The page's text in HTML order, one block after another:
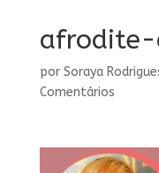
afrodite-
por Soraya
Comentários